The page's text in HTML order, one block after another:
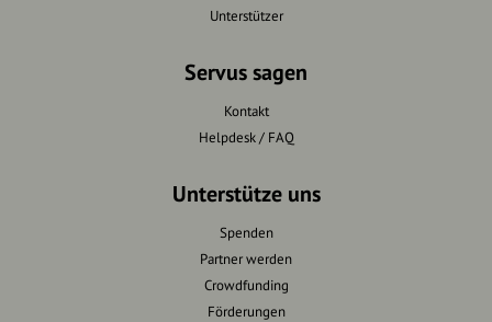
Unterstützer
Servus sagen
Kontakt
Helpdesk / FAQ
Unterstütze uns
Spenden
Partner werden
Crowdfunding
Förderungen